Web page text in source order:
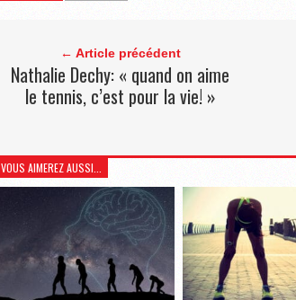
← Article précédent
Nathalie Dechy: « quand on aime
le tennis, c’est pour la vie! »
VOUS AIMEREZ AUSSI...